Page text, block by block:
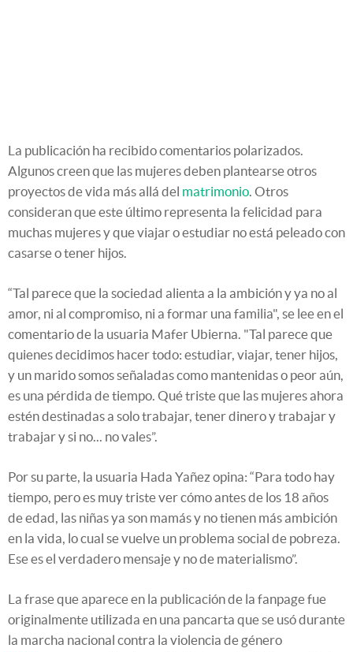
La publicación ha recibido comentarios polarizados.
Algunos creen que las mujeres deben plantearse otros
proyectos de vida más allá del matrimonio. Otros
consideran que este último representa la felicidad para
muchas mujeres y que viajar o estudiar no está peleado con
casarse o tener hijos.
“Tal parece que la sociedad alienta a la ambición y ya no al
amor, ni al compromiso, ni a formar una familia", se lee en el
comentario de la usuaria Mafer Ubierna. "Tal parece que
quienes decidimos hacer todo: estudiar, viajar, tener hijos,
y un marido somos señaladas como mantenidas o peor aún,
es una pérdida de tiempo. Qué triste que las mujeres ahora
estén destinadas a solo trabajar, tener dinero y trabajar y
trabajar y si no... no vales”.
Por su parte, la usuaria Hada Yañez opina: “Para todo hay
tiempo, pero es muy triste ver cómo antes de los 18 años
de edad, las niñas ya son mamás y no tienen más ambición
en la vida, lo cual se vuelve un problema social de pobreza.
Ese es el verdadero mensaje y no de materialismo”.
La frase que aparece en la publicación de la fanpage fue
originalmente utilizada en una pancarta que se usó durante
la marcha nacional contra la violencia de género